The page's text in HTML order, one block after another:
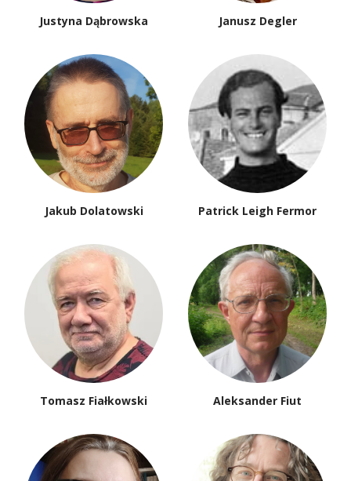
Justyna Dąbrowska Janusz Degler
Jakub Dolatowski Patrick Leigh Fermor
Tomasz Fiałkowski Aleksander Fiut